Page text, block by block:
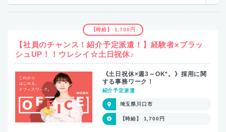
【時給】 1,700円
【社員のチャンス！紹介予定派遣！】経験者×ブラッ
シュUP！！ウレシイ☆土日祝休♪
《土日祝休×週3～OK*。》採用に関
する事務ワーク！
紹介予定派遣
埼玉県川口市
【時給】 1,700円